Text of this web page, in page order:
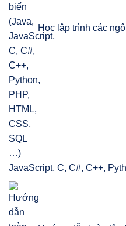
Học lập trình các
JavaScript, C, C#, C++,